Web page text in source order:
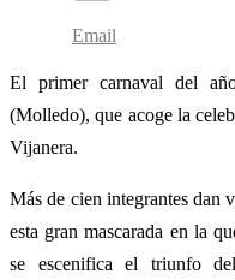
Email
El primer carnaval del
(Molledo), que acoge la
Vijanera.
Más de cien integrantes dan
esta gran mascarada en la
se escenifica el triunfo